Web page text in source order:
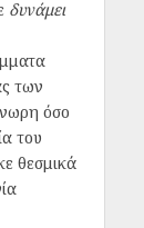
δυνάμει
των
όσο
του
θεσμικά